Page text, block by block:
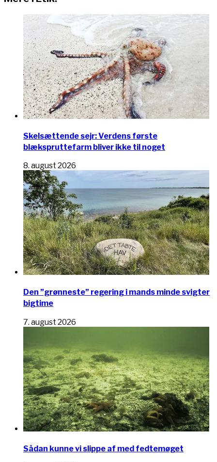
Skelsættende sejr: Verdens første
blækspruttefarm bliver ikke til noget
8. august 2026
Den ”grønneste” regering i mands minde svigter
bigtime
7. august 2026
Sådan kunne vi slippe af med fedtemøget